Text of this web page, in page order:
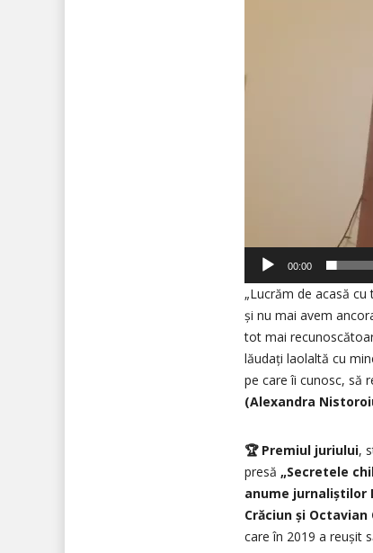
00:00
„Lucrăm de acasă
și nu mai avem
tot mai
lăudați laolaltă cu
pe care îi cunosc, să
(Alexandra
🏆 Premiul juriului,
presă „Secretele
anume jurnaliștilor
Crăciun și Octavian
care în 2019 a reușit